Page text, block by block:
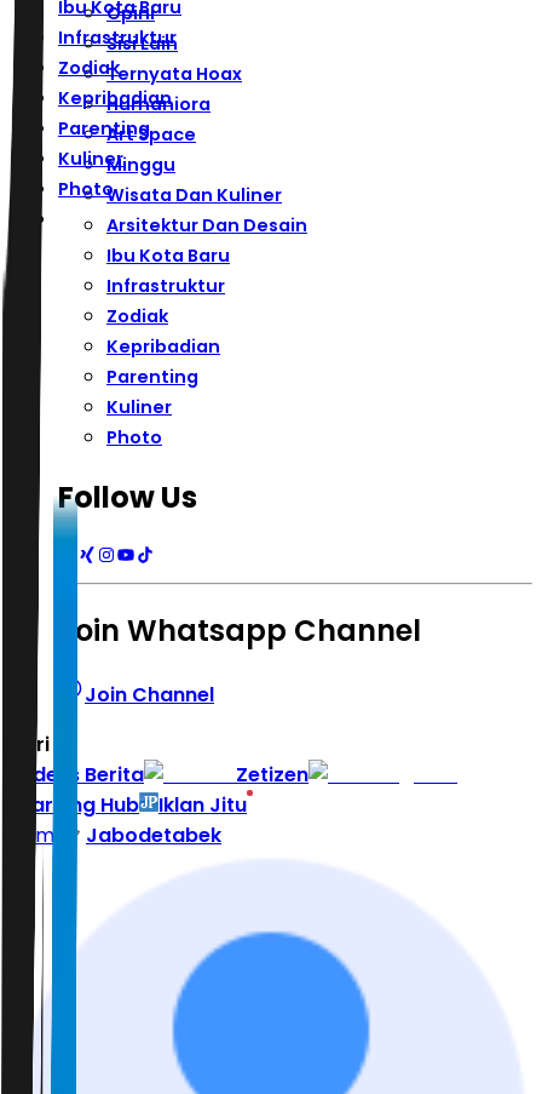
Ibu Kota Baru
Infrastruktur
Zodiak
Kepribadian
Parenting
Kuliner
Photo
Opini
Sisi Lain
Ternyata Hoax
Humaniora
Art Space
Minggu
Wisata Dan Kuliner
Arsitektur Dan Desain
Ibu Kota Baru
Infrastruktur
Zodiak
Kepribadian
Parenting
Kuliner
Photo
Follow Us
Join Whatsapp Channel
Join Channel
Hari ini
Indeks Berita
Zetizen
Learning Hub
Iklan Jitu
Home
Jabodetabek